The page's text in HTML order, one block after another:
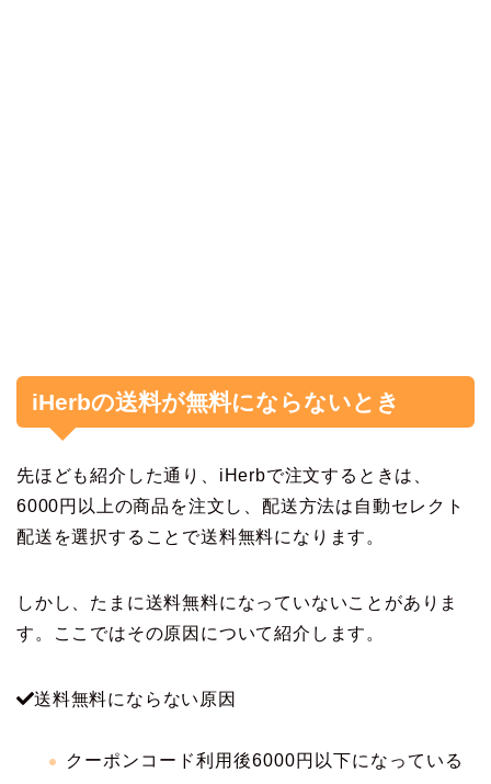
iHerbの送料が無料にならないとき
先ほども紹介した通り、iHerbで注文するときは、
6000円以上の商品を注文し、配送方法は自動セレクト
配送を選択することで送料無料になります。
しかし、たまに送料無料になっていないことがありま
す。ここではその原因について紹介します。
送料無料にならない原因
クーポンコード利用後6000円以下になっている